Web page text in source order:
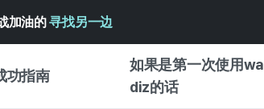
加油的寻找另一边
功指南
如果是第一次使用wa
diz的话